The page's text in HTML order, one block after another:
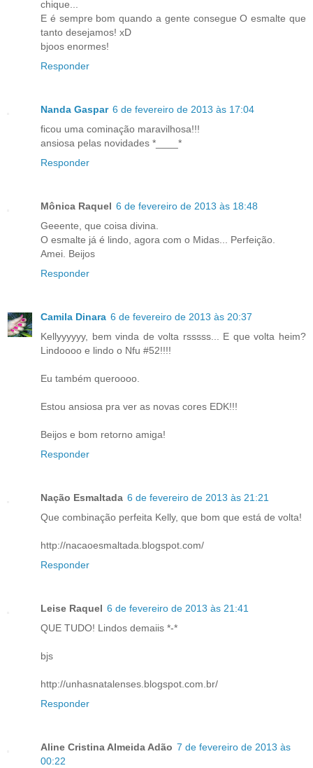
chique...
E é sempre bom quando a gente consegue O esmalte que
tanto desejamos! xD
bjoos enormes!
Responder
Nanda Gaspar 6 de fevereiro de 2013 às 17:04
ficou uma cominação maravilhosa!!!
ansiosa pelas novidades *____*
Responder
Mônica Raquel 6 de fevereiro de 2013 às 18:48
Geeente, que coisa divina.
O esmalte já é lindo, agora com o Midas... Perfeição.
Amei. Beijos
Responder
Camila Dinara 6 de fevereiro de 2013 às 20:37
Kellyyyyyy, bem vinda de volta rsssss... E que volta heim?
Lindoooo e lindo o Nfu #52!!!!
Eu também queroooo.
Estou ansiosa pra ver as novas cores EDK!!!
Beijos e bom retorno amiga!
Responder
Nação Esmaltada 6 de fevereiro de 2013 às 21:21
Que combinação perfeita Kelly, que bom que está de volta!
http://nacaoesmaltada.blogspot.com/
Responder
Leise Raquel 6 de fevereiro de 2013 às 21:41
QUE TUDO! Lindos demaiis *-*
bjs
http://unhasnatalenses.blogspot.com.br/
Responder
Aline Cristina Almeida Adão 7 de fevereiro de 2013 às
00:22